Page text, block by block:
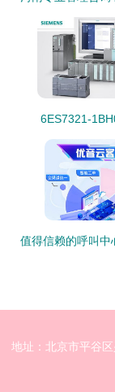
6ES7321-
地址：北京市平谷